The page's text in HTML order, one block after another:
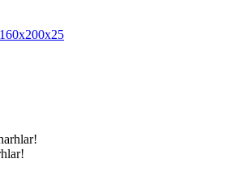
160x200x25